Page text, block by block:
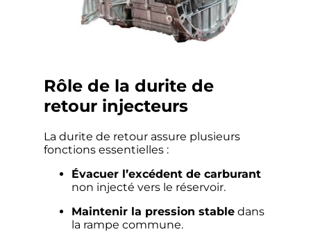
Rôle de la durite de
retour injecteurs
La durite de retour assure plusieurs
fonctions essentielles :
Évacuer l’excédent de carburant
non injecté vers le réservoir.
Maintenir la pression stable dans
la rampe commune.